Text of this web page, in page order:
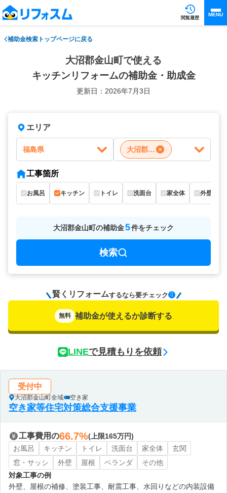
閲覧履歴
MENU
補助金検索トップページに戻る
大沼郡金山町で使える
キッチンリフォームの補助金・助成金
更新日：2026年7月3日
エリア
福島県 大沼郡金山町
工事箇所
お風呂 キッチン トイレ 洗面台 家全体 外壁
大沼郡金山町の補助金5件をチェック
検索
賢くリフォームするなら要チェック
無料 補助金が使えるか診断する
LINEで見積もりを依頼
受付中
大沼郡金山町全域 空き家
空き家等住宅対策総合支援事業
工事費用の66.7%(上限165万円)
お風呂
キッチン トイレ 洗面台 家全体
玄関
窓・サッシ
外壁 屋根 ベランダ
その他
対象工事の例
外壁、屋根の補修、塗装工事、耐震工事、水回りなどの内装設備